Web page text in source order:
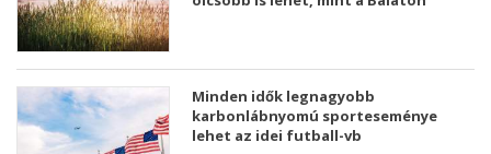
Minden idők legnagyobb
karbonlábnyomú sporteseménye
lehet az idei futball-vb